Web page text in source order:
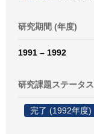
研究期間 (年度)
1991 – 1992
研究課題ステータス
完了 (1992年度)